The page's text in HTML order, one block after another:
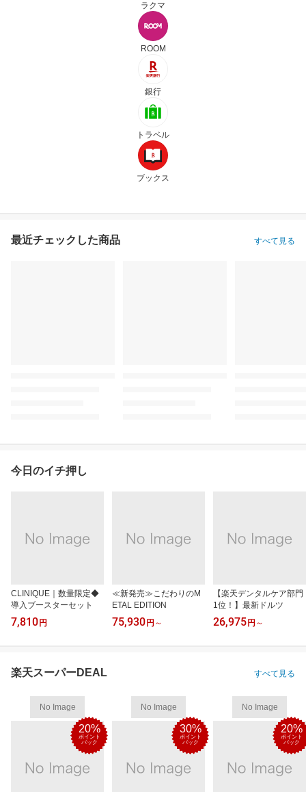
ラクマ
ROOM
銀行
トラベル
ブックス
最近チェックした商品 すべて見る
今日のイチ押し
CLINIQUE｜数量限定◆
導入ブースターセット
7,810 円
≪新発売≫こだわりのM
ETAL EDITION
75,930 円 ～
【楽天デンタルケア部門
1位！】最新ドルツ
26,975 円 ～
楽天スーパーDEAL すべて見る
No Image
20%
ポイント
バック
No Image
30%
ポイント
バック
No Image
20%
ポイント
バック